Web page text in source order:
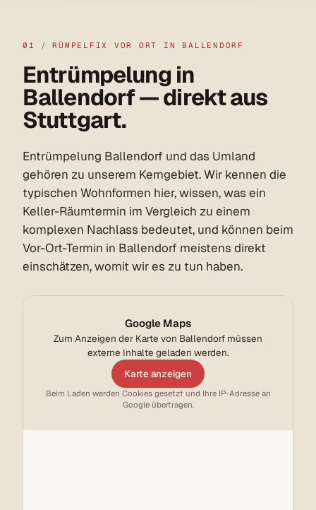
01 / RÜMPELFIX VOR ORT IN BALLENDORF
Entrümpelung in
Ballendorf — direkt aus
Stuttgart.
Entrümpelung Ballendorf und das Umland
gehören zu unserem Kerngebiet. Wir kennen die
typischen Wohnformen hier, wissen, was ein
Keller-Räumtermin im Vergleich zu einem
komplexen Nachlass bedeutet, und können beim
Vor-Ort-Termin in Ballendorf meistens direkt
einschätzen, womit wir es zu tun haben.
Google Maps
Zum Anzeigen der Karte von Ballendorf müssen
externe Inhalte geladen werden.
Karte anzeigen
Beim Laden werden Cookies gesetzt und Ihre IP-Adresse an
Google übertragen.